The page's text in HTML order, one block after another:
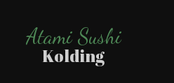
Atami Sushi
Kolding